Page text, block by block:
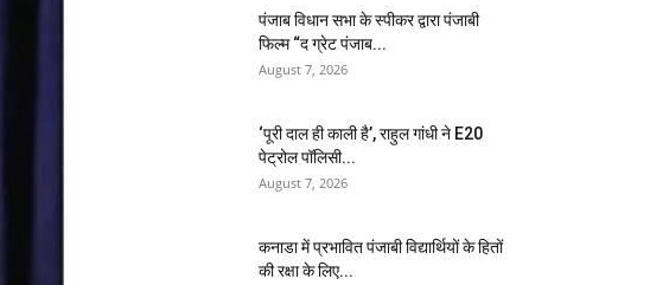
पंजाब विधान सभा के स्पीकर द्वारा पंजाबी
फिल्म “द ग्रेट पंजाब...
August 7, 2026
‘पूरी दाल ही काली है’, राहुल गांधी ने E20
पेट्रोल पॉलिसी...
August 7, 2026
कनाडा में प्रभावित पंजाबी विद्यार्थियों के हितों
की रक्षा के लिए...